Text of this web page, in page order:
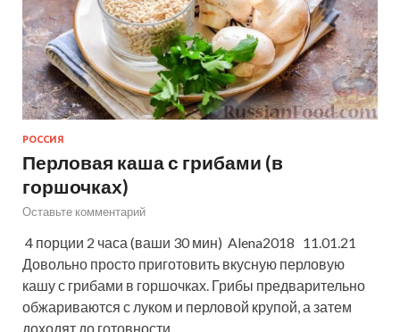
РОССИЯ
Перловая каша с грибами (в
горшочках)
Оставьте комментарий
4 порции 2 часа (ваши 30 мин) Alena2018 11.01.21
Довольно просто приготовить вкусную перловую
кашу с грибами в горшочках. Грибы предварительно
обжариваются с луком и перловой крупой, а затем
доходят до готовности …